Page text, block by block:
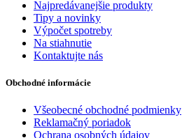
Najpredávanejšie produkty
Tipy a novinky
Výpočet spotreby
Na stiahnutie
Kontaktujte nás
Obchodné informácie
Všeobecné obchodné podmienky
Reklamačný poriadok
Ochrana osobných údajov